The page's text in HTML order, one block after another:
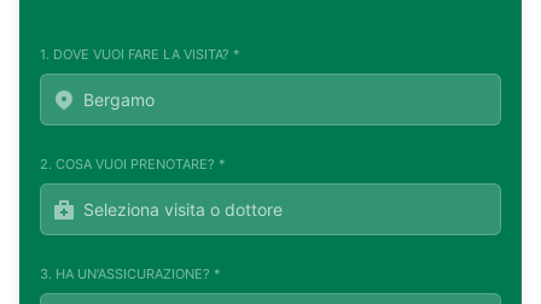
1. DOVE VUOI FARE LA VISITA? *
2. COSA VUOI PRENOTARE? *
3. HA UN'ASSICURAZIONE? *